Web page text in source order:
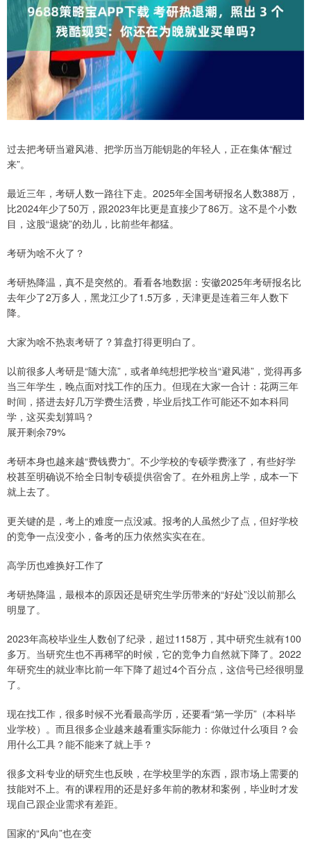
过去把考研当避风港、把学历当万能钥匙的年轻人，正在集体“醒过
来”。
最近三年，考研人数一路往下走。2025年全国考研报名人数388万，
比2024年少了50万，跟2023年比更是直接少了86万。这不是个小数
目，这股“退烧”的劲儿，比前些年都猛。
考研为啥不火了？
考研热降温，真不是突然的。看看各地数据：安徽2025年考研报名比
去年少了2万多人，黑龙江少了1.5万多，天津更是连着三年人数下
降。
大家为啥不热衷考研了？算盘打得更明白了。
以前很多人考研是“随大流”，或者单纯想把学校当“避风港”，觉得再多
当三年学生，晚点面对找工作的压力。但现在大家一合计：花两三年
时间，搭进去好几万学费生活费，毕业后找工作可能还不如本科同
学，这买卖划算吗？
展开剩余79%
考研本身也越来越“费钱费力”。不少学校的专硕学费涨了，有些好学
校甚至明确说不给全日制专硕提供宿舍了。在外租房上学，成本一下
就上去了。
更关键的是，考上的难度一点没减。报考的人虽然少了点，但好学校
的竞争一点没变小，备考的压力依然实实在在。
高学历也难换好工作了
考研热降温，最根本的原因还是研究生学历带来的“好处”没以前那么
明显了。
2023年高校毕业生人数创了纪录，超过1158万，其中研究生就有100
多万。当研究生也不再稀罕的时候，它的竞争力自然就下降了。2022
年研究生的就业率比前一年下降了超过4个百分点，这信号已经很明显
了。
现在找工作，很多时候不光看最高学历，还要看“第一学历”（本科毕
业学校）。而且很多企业越来越看重实际能力：你做过什么项目？会
用什么工具？能不能来了就上手？
很多文科专业的研究生也反映，在学校里学的东西，跟市场上需要的
技能对不上。有的课程用的还是好多年前的教材和案例，毕业时才发
现自己跟企业需求有差距。
国家的“风向”也在变